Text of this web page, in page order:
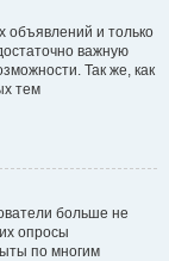
объявлений и только
важную
Так же, как
тем
больше не
опросы
по многим